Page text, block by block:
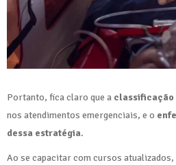
Portanto, fica claro que a classificação
nos atendimentos emergenciais, e o
dessa estratégia.
Ao se capacitar com cursos